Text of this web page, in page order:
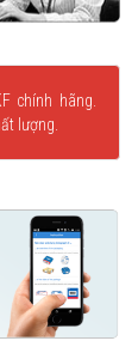
chính hãng.
lượng.